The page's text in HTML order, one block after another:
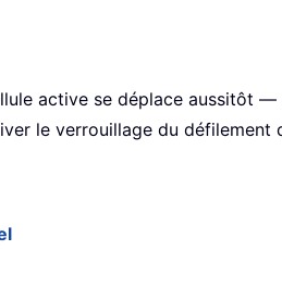
active se déplace aussitôt
le verrouillage du défilement